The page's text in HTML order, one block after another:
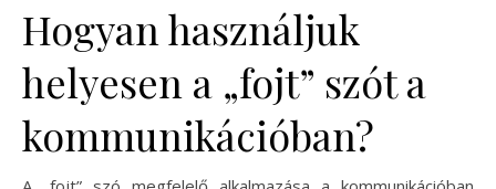
Hogyan használjuk
helyesen a „fojt” szót a
kommunikációban?